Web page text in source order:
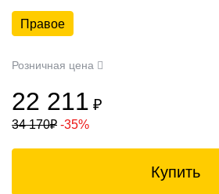
Правое
Розничная цена
22 211 ₽
34 170₽ -35%
Купить